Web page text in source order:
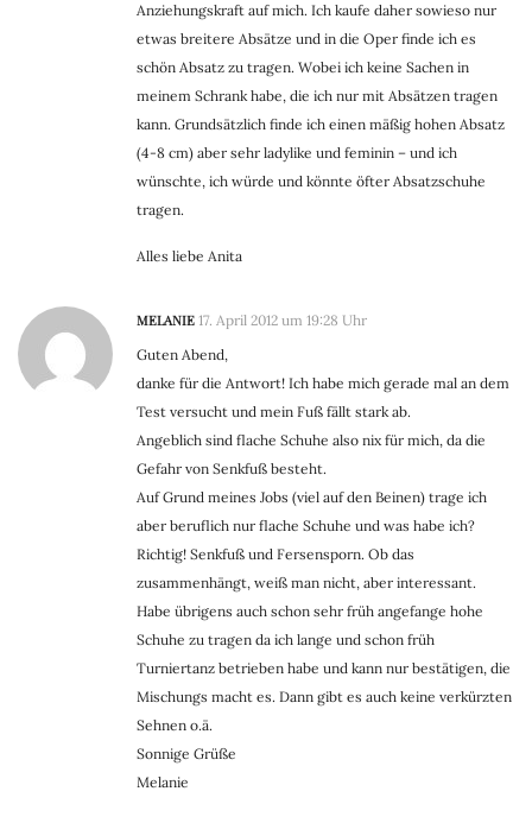
Anziehungskraft auf mich. Ich kaufe daher sowieso nur
etwas breitere Absätze und in die Oper finde ich es
schön Absatz zu tragen. Wobei ich keine Sachen in
meinem Schrank habe, die ich nur mit Absätzen tragen
kann. Grundsätzlich finde ich einen mäßig hohen Absatz
(4-8 cm) aber sehr ladylike und feminin – und ich
wünschte, ich würde und könnte öfter Absatzschuhe
tragen.
Alles liebe Anita
MELANIE 17. April 2012 um 19:28 Uhr
Guten Abend,
danke für die Antwort! Ich habe mich gerade mal an dem
Test versucht und mein Fuß fällt stark ab.
Angeblich sind flache Schuhe also nix für mich, da die
Gefahr von Senkfuß besteht.
Auf Grund meines Jobs (viel auf den Beinen) trage ich
aber beruflich nur flache Schuhe und was habe ich?
Richtig! Senkfuß und Fersensporn. Ob das
zusammenhängt, weiß man nicht, aber interessant.
Habe übrigens auch schon sehr früh angefange hohe
Schuhe zu tragen da ich lange und schon früh
Turniertanz betrieben habe und kann nur bestätigen, die
Mischungs macht es. Dann gibt es auch keine verkürzten
Sehnen o.ä.
Sonnige Grüße
Melanie